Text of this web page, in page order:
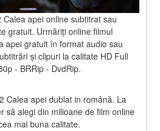
apei online subtitrat sau
gratuit. Urmăriți online filmul
apei gratuit în format audio sau
și clipuri la calitate HD Full
- BRRip - DvdRip.
Calea apei dublat in română. La
să alegi din milioane de film online
mai buna calitate.